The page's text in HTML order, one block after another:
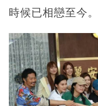
時候已相戀至今。